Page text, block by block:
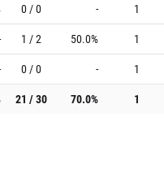
0 / 0 - 1
1 / 2 50.0% 1
0 / 0 - 1
21 / 30 70.0% 1